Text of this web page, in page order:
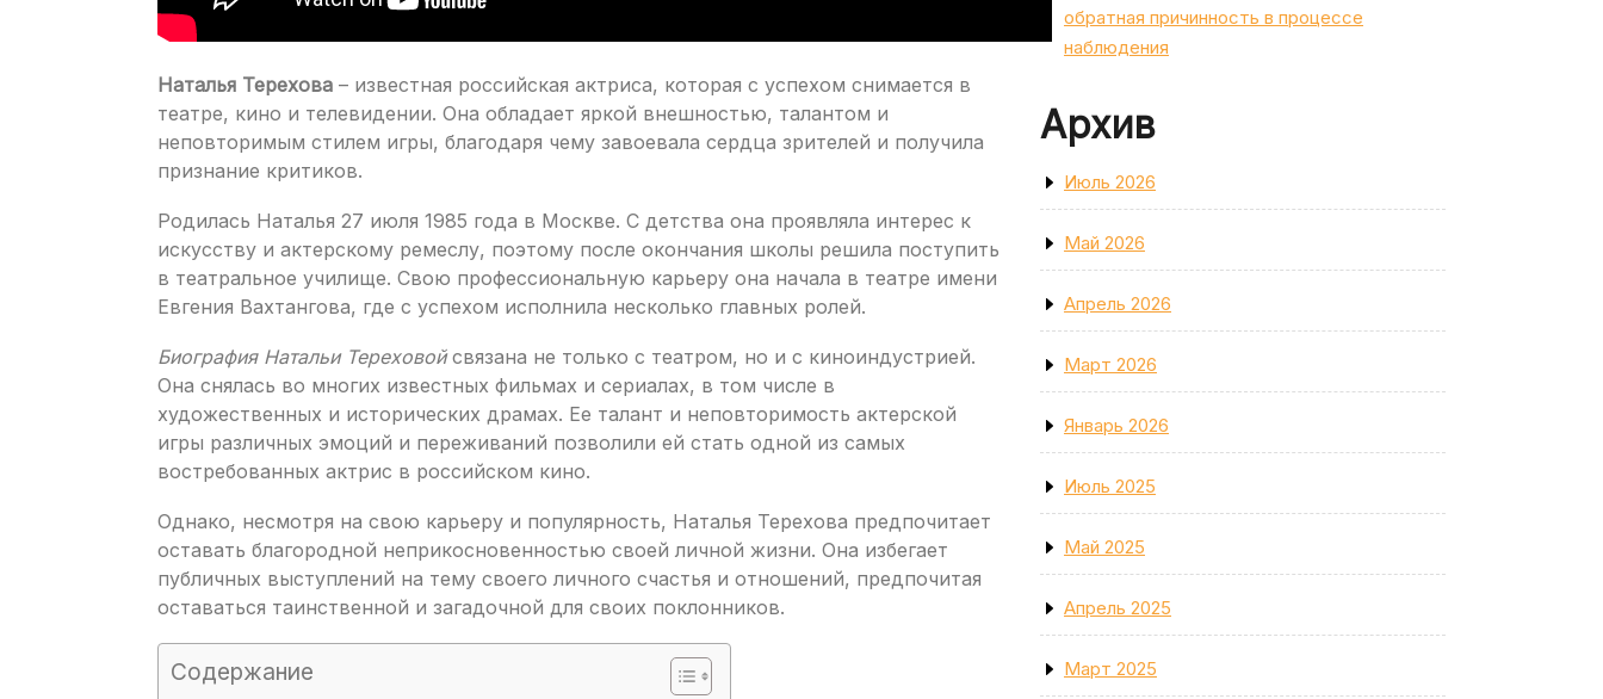
Наталья Терехова – известная российская актриса, которая с успехом снимается в
театре, кино и телевидении. Она обладает яркой внешностью, талантом и
неповторимым стилем игры, благодаря чему завоевала сердца зрителей и получила
признание критиков.
Родилась Наталья 27 июля 1985 года в Москве. С детства она проявляла интерес к
искусству и актерскому ремеслу, поэтому после окончания школы решила поступить
в театральное училище. Свою профессиональную карьеру она начала в театре имени
Евгения Вахтангова, где с успехом исполнила несколько главных ролей.
Биография Натальи Тереховойсвязана не только с театром, но и с киноиндустрией.
Она снялась во многих известных фильмах и сериалах, в том числе в
художественных и исторических драмах. Ее талант и неповторимость актерской
игры различных эмоций и переживаний позволили ей стать одной из самых
востребованных актрис в российском кино.
Однако, несмотря на свою карьеру и популярность, Наталья Терехова предпочитает
оставать благородной неприкосновенностью своей личной жизни. Она избегает
публичных выступлений на тему своего личного счастья и отношений, предпочитая
оставаться таинственной и загадочной для своих поклонников.
Содержание
обратная причинность в процессе
наблюдения
Архив
Июль 2026
Май 2026
Апрель 2026
Март 2026
Январь 2026
Июль 2025
Май 2025
Апрель 2025
Март 2025